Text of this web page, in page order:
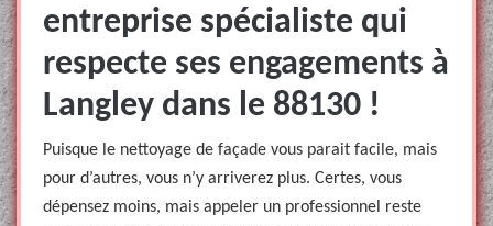
entreprise spécialiste qui
respecte ses engagements à
Langley dans le 88130 !
Puisque le nettoyage de façade vous parait facile, mais
pour d’autres, vous n’y arriverez plus. Certes, vous
dépensez moins, mais appeler un professionnel reste